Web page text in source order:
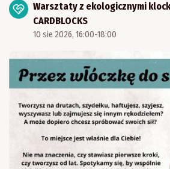
Warsztaty z ekologicznymi
CARDBLOCKS
10 sie 2026, 16:00-18:00